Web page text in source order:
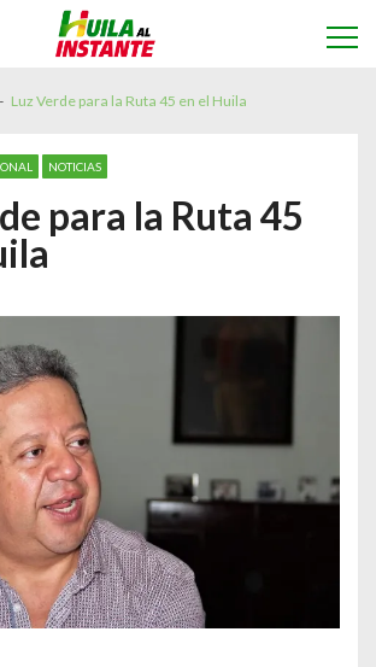
Luz Verde para la Ruta 45 en el Huila
NOTICIAS
para la Ruta 45